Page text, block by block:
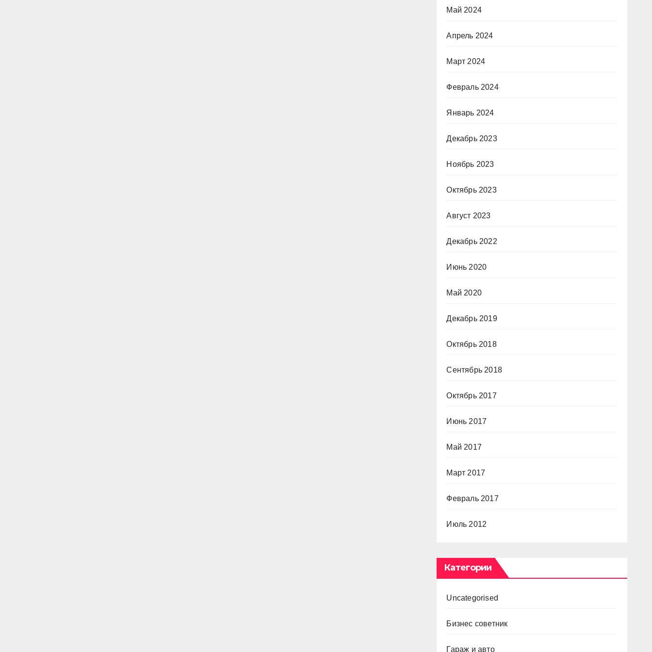
Май 2024
Апрель 2024
Март 2024
Февраль 2024
Январь 2024
Декабрь 2023
Ноябрь 2023
Октябрь 2023
Август 2023
Декабрь 2022
Июнь 2020
Май 2020
Декабрь 2019
Октябрь 2018
Сентябрь 2018
Октябрь 2017
Июнь 2017
Май 2017
Март 2017
Февраль 2017
Июль 2012
Категории
Uncategorised
Бизнес советник
Гараж и авто